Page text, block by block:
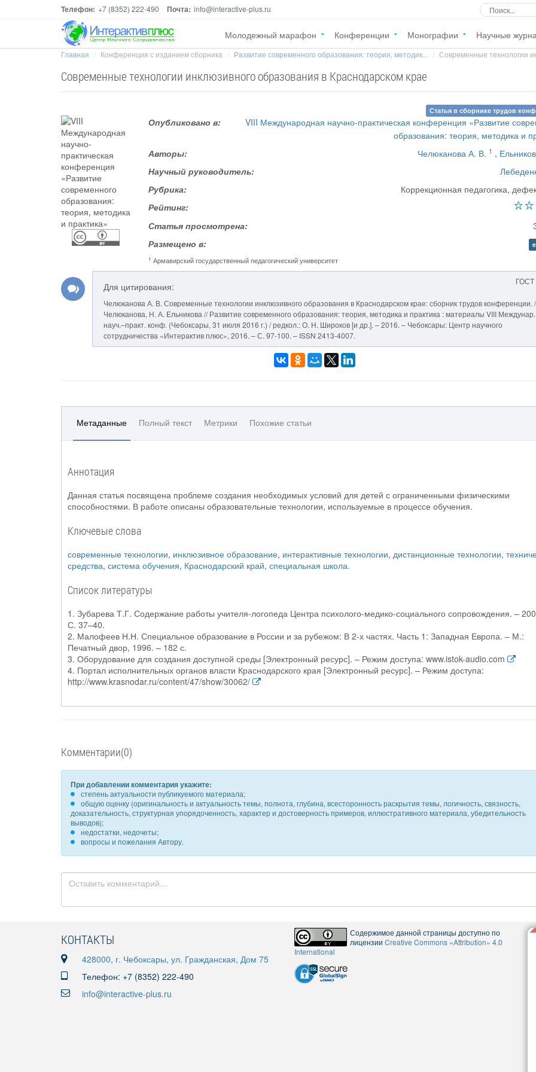
Телефон: +7 (8352) 222-490 Почта: info@interactive-plus.ru
Молодежный марафон Конференции Монографии Научные
Главная Конференция с изданием сборника Развитие современного образования: теория, методик... Современные технологии
Современные технологии инклюзивного образования в Краснодарском крае
Статья в сборнике трудов
Опубликовано в:
VIII Международная научно-практическая конференция «Развитие
образования: теория, методика и
Авторы:
Челюканова А. В. 1 ,
Научный руководитель:
Рубрика:
Коррекционная педагогика,
Рейтинг:
Статья просмотрена:
Размещено в:
1 Армавирский государственный педагогический университет
ГОСТ
Для цитирования:
Челюканова А. В. Современные технологии инклюзивного образования в Краснодарском крае: сборник трудов конференции.
Челюканова, Н. А. Ельникова // Развитие современного образования: теория, методика и практика : материалы VIII Междунар.
науч.–практ. конф. (Чебоксары, 31 июля 2016 г.) / редкол.: О. Н. Широков [и др.]. – 2016. – Чебоксары: Центр научного
сотрудничества «Интерактив плюс», 2016. – С. 97-100. – ISSN 2413-4007.
Метаданные Полный текст Метрики Похожие статьи
Аннотация
Данная статья посвящена проблеме создания необходимых условий для детей с ограниченными физическими
способностями. В работе описаны образовательные технологии, используемые в процессе обучения.
Ключевые слова
современные технологии, инклюзивное образование, интерактивные технологии, дистанционные технологии,
средства, система обучения, Краснодарский край, специальная школа.
Список литературы
1. Зубарева Т.Г. Содержание работы учителя-логопеда Центра психолого-медико-социального сопровождения. –
С. 37–40.
2. Малофеев Н.Н. Специальное образование в России и за рубежом: В 2-х частях. Часть 1: Западная Европа. – М.:
Печатный двор, 1996. – 182 с.
3. Оборудование для создания доступной среды [Электронный ресурс]. – Режим доступа: www.istok-audio.com
4. Портал исполнительных органов власти Краснодарского края [Электронный ресурс]. – Режим доступа:
http://www.krasnodar.ru/content/47/show/30062/
Комментарии(0)
При добавлении комментария укажите:
степень актуальности публикуемого материала;
общую оценку (оригинальность и актуальность темы, полнота, глубина, всесторонность раскрытия темы, логичность, связность,
доказательность, структурная упорядоченность, характер и достоверность примеров, иллюстративного материала, убедительность
выводов);
недостатки, недочеты;
вопросы и пожелания Автору.
КОНТАКТЫ
428000, г. Чебоксары, ул. Гражданская, Дом 75
Телефон: +7 (8352) 222-490
info@interactive-plus.ru
Содержимое данной страницы доступно по
лицензии Creative Commons «Attribution» 4.0
International